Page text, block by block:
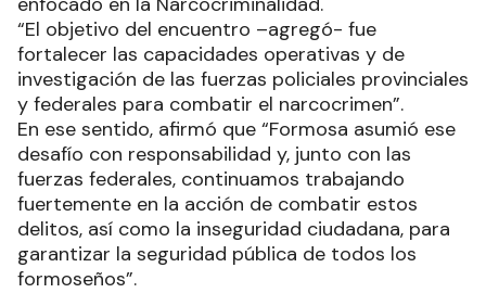
“El objetivo del encuentro –agregó- fue
fortalecer las capacidades operativas y de
investigación de las fuerzas policiales provinciales
y federales para combatir el narcocrimen”.
En ese sentido, afirmó que “Formosa asumió ese
desafío con responsabilidad y, junto con las
fuerzas federales, continuamos trabajando
fuertemente en la acción de combatir estos
delitos, así como la inseguridad ciudadana, para
garantizar la seguridad pública de todos los
formoseños”.